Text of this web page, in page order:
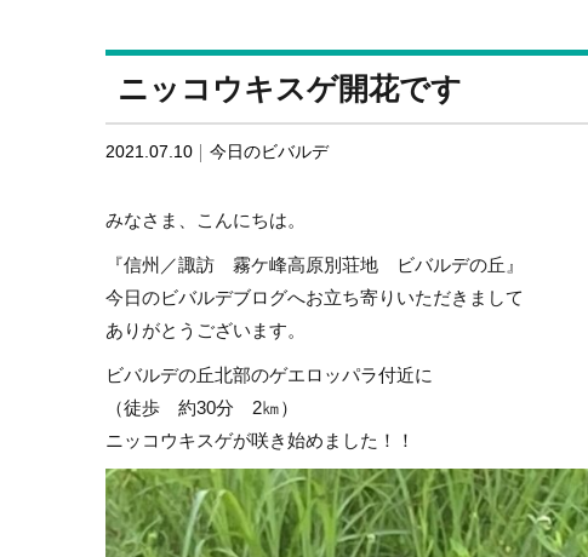
ニッコウキスゲ開花です
2021.07.10 今日のビバルデ
みなさま、こんにちは。
『信州／諏訪 霧ケ峰高原別荘地 ビバルデの丘』
今日のビバルデブログへお立ち寄りいただきまして
ありがとうございます。
ビバルデの丘北部のゲエロッパラ付近に
（徒歩 約30分 2㎞）
ニッコウキスゲが咲き始めました！！